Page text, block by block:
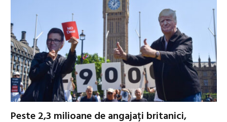
Peste 2,3 milioane de angajați britanici,